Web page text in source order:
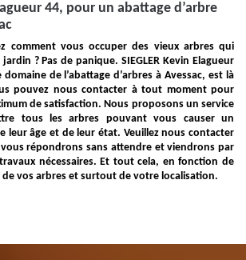
44, pour un abattage d’arbre
comment vous occuper des vieux arbres qui
? Pas de panique. SIEGLER Kevin Elagueur
de l’abattage d’arbres à Avessac, est là
pouvez nous contacter à tout moment pour
de satisfaction. Nous proposons un service
tous les arbres pouvant vous causer un
leur âge et de leur état. Veuillez nous contacter
répondrons sans attendre et viendrons par
nécessaires. Et tout cela, en fonction de
de vos arbres et surtout de votre localisation.